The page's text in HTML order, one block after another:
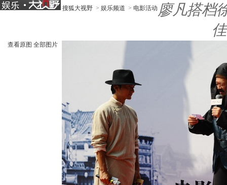
搜狐大视野 > 娱乐频道 > 电影活动 廖凡搭档
查看原图 全部图片